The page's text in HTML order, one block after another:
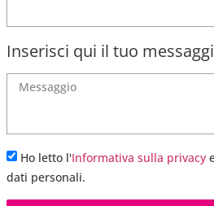
Inserisci qui il tuo
Ho letto l'Informativa sulla privacy
dati personali.